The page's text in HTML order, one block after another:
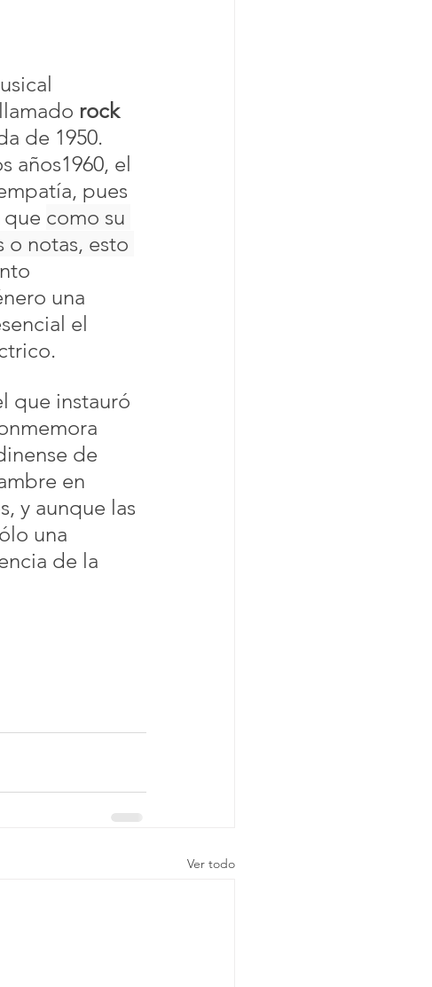
rock
de 1950.
años1960, el
pues
como su
notas, esto
una
el
que instauró
de
en
y aunque las
una
de la
Ver todo